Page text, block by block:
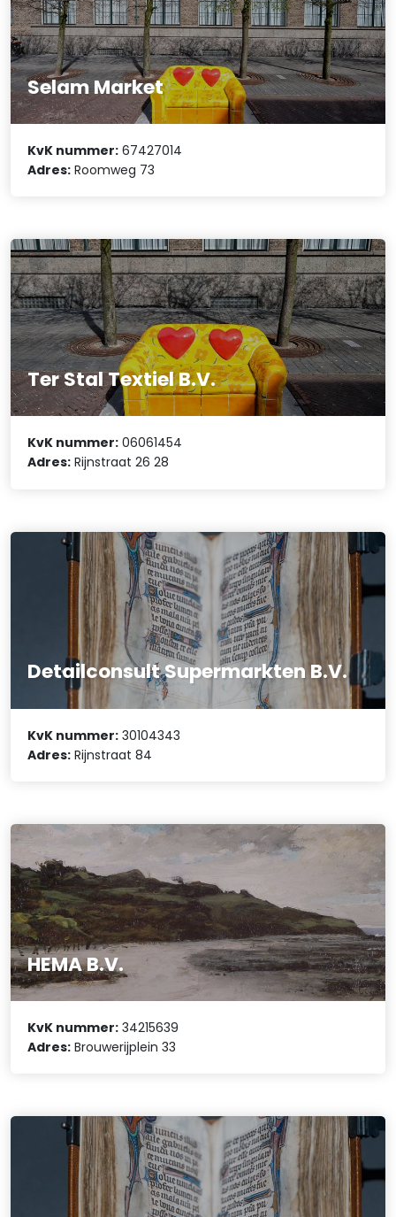
Selam Market
KvK nummer: 67427014
Adres: Roomweg 73
Ter Stal Textiel B.V.
KvK nummer: 06061454
Adres: Rijnstraat 26 28
Detailconsult Supermarkten B.V.
KvK nummer: 30104343
Adres: Rijnstraat 84
HEMA B.V.
KvK nummer: 34215639
Adres: Brouwerijplein 33